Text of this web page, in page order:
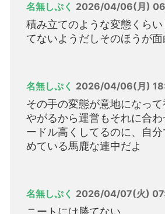
名無しぷく 2026/04/06(月)
積み立てのような変態くら
てないようだしそのほうが面
名無しぷく 2026/04/06(月)
その手の変態が意地になっ
やがるから運営もそれに合
ードル高くしてるのに、自
めている馬鹿な連中だよ
名無しぷく 2026/04/07(火)